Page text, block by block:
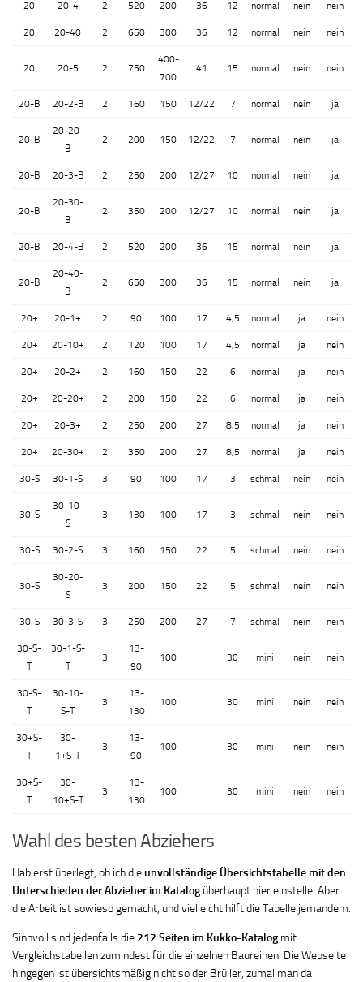
20 20-4 2 520 200 36 12 normal nein nein
20 20-40 2 650 300 36 12 normal nein nein
20 20-5 2 750
400-
700
41 15 normal nein nein
20-B 20-2-B 2 160 150 12/22 7 normal nein ja
20-B
20-20-
B
2 200 150 12/22 7 normal nein ja
20-B 20-3-B 2 250 200 12/27 10 normal nein ja
20-B
20-30-
B
2 350 200 12/27 10 normal nein ja
20-B 20-4-B 2 520 200 36 15 normal nein ja
20-B
20-40-
B
2 650 300 36 15 normal nein ja
20+ 20-1+ 2 90 100 17 4,5 normal ja nein
20+ 20-10+ 2 120 100 17 4,5 normal ja nein
20+ 20-2+ 2 160 150 22 6 normal ja nein
20+ 20-20+ 2 200 150 22 6 normal ja nein
20+ 20-3+ 2 250 200 27 8,5 normal ja nein
20+ 20-30+ 2 350 200 27 8,5 normal ja nein
30-S 30-1-S 3 90 100 17 3 schmal nein nein
30-S
30-10-
S
3 130 100 17 3 schmal nein nein
30-S 30-2-S 3 160 150 22 5 schmal nein nein
30-S
30-20-
S
3 200 150 22 5 schmal nein nein
30-S 30-3-S 3 250 200 27 7 schmal nein nein
30-S-
T
30-1-S-
T
3
13-
90
100 30 mini nein nein
30-S-
T
30-10-
S-T
3
13-
130
100 30 mini nein nein
30+S-
T
30-
1+S-T
3
13-
90
100 30 mini nein nein
30+S-
T
30-
10+S-T
3
13-
130
100 30 mini nein nein
Wahl des besten Abziehers
Hab erst überlegt, ob ich dieunvollständige Übersichtstabelle mit den
Unterschieden der Abzieher im Katalog überhaupt hier einstelle. Aber
die Arbeit ist sowieso gemacht, und vielleicht hilft die Tabelle jemandem.
Sinnvoll sind jedenfalls die 212 Seiten im Kukko-Katalog mit
Vergleichstabellen zumindest für die einzelnen Baureihen. Die Webseite
hingegen ist übersichtsmäßig nicht so der Brüller, zumal man da